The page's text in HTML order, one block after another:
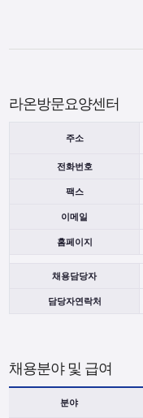
라온방문요양센터
주소
전화번호
팩스
이메일
홈페이지
채용담당자
담당자연락처
채용분야 및 급여
분야